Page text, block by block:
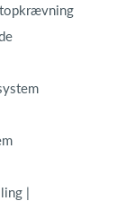
|